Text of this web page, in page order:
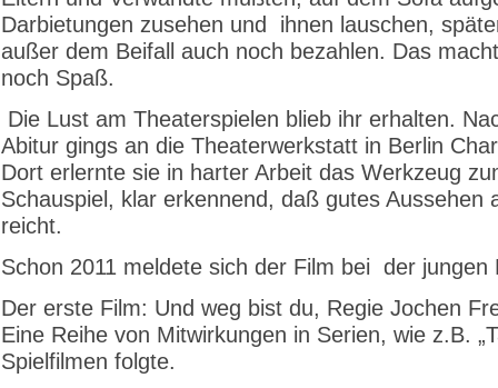
Darbietungen zusehen und ihnen lauschen,
außer dem Beifall auch noch bezahlen. Das
noch Spaß.
Die Lust am Theaterspielen blieb ihr erhalten.
Abitur gings an die Theaterwerkstatt in Berlin
Dort erlernte sie in harter Arbeit das Werkzeug
Schauspiel, klar erkennend, daß gutes Aussehen
reicht.
Schon 2011 meldete sich der Film bei der jungen
Der erste Film: Und weg bist du, Regie Jochen
Eine Reihe von Mitwirkungen in Serien, wie z.B.
Spielfilmen folgte.